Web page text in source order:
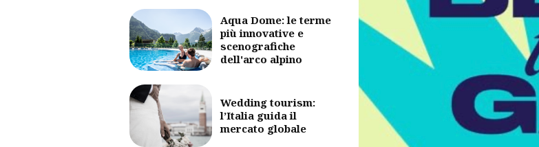
Aqua Dome: le terme
più innovative e
scenografiche
dell'arco alpino
Wedding tourism:
l’Italia guida il
mercato globale